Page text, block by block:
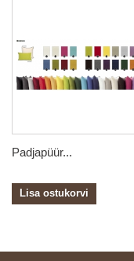
Padjapüür...
Lisa ostukorvi